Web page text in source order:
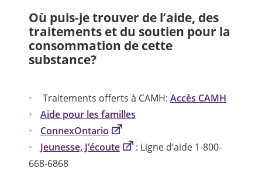
Où puis-je trouver de l’aide, des
traitements et du soutien pour la
consommation de cette
substance?
Traitements offerts à CAMH: Accès CAMH
Aide pour les familles
ConnexOntario
Jeunesse, J’écoute
: Ligne d’aide 1-800-
668-6868